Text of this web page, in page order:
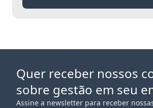
Quer receber nossos
sobre gestão em seu
Assine a newsletter para receber